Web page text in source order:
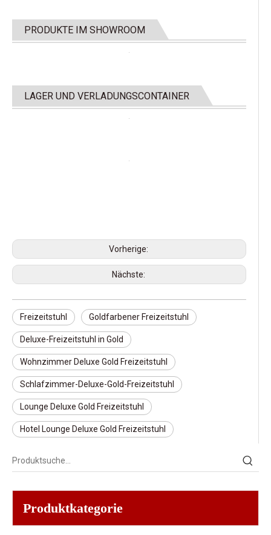
PRODUKTE IM SHOWROOM
LAGER UND VERLADUNGSCONTAINER
Vorherige:
Nächste:
Freizeitstuhl Goldfarbener Freizeitstuhl
Deluxe-Freizeitstuhl in Gold
Wohnzimmer Deluxe Gold Freizeitstuhl
Schlafzimmer-Deluxe-Gold-Freizeitstuhl
Lounge Deluxe Gold Freizeitstuhl
Hotel Lounge Deluxe Gold Freizeitstuhl
Produktkategorie